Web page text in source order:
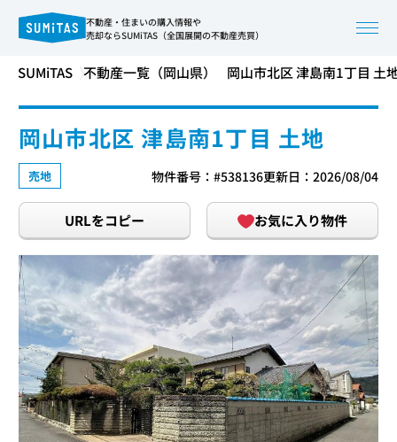
不動産・住まいの購入情報や
売却ならSUMiTAS（全国展開の不動産売買）
SUMiTAS 不動産一覧（岡山県） 岡山市北区 津島南1丁目 土
岡山市北区 津島南1丁目 土地
売地 物件番号：#538136更新日：2026/08/04
URLをコピー お気に入り物件